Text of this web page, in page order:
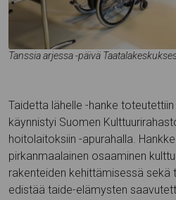
Tanssia arjessa -päivä
Taidetta lähelle -hanke
käynnistyi Suomen
hoitolaitoksiin -apurahalla.
pirkanmaalainen osaaminen
rakenteiden kehittämisessä sekä
edistää taide-elämysten